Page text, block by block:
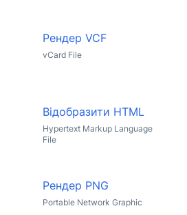
Рендер VCF
vCard File
Відобразити HTML
Hypertext Markup Language
File
Рендер PNG
Portable Network Graphic